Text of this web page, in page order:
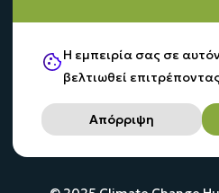
Η εμπειρία σας σε
βελτιωθεί
Απόρριψη